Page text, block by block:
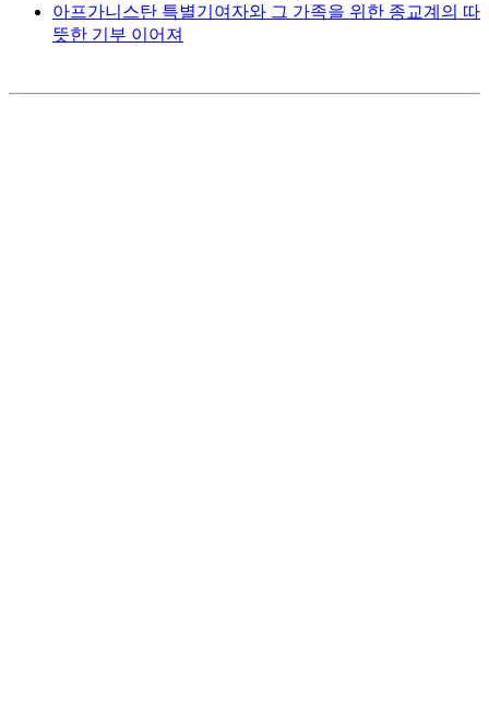
아프가니스탄 특별기여자와 그 가족을 위한 종교계의 따
뜻한 기부 이어져